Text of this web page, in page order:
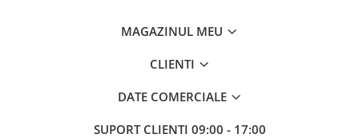
MAGAZINUL MEU
CLIENTI
DATE COMERCIALE
SUPORT CLIENTI 09:00 - 17:00